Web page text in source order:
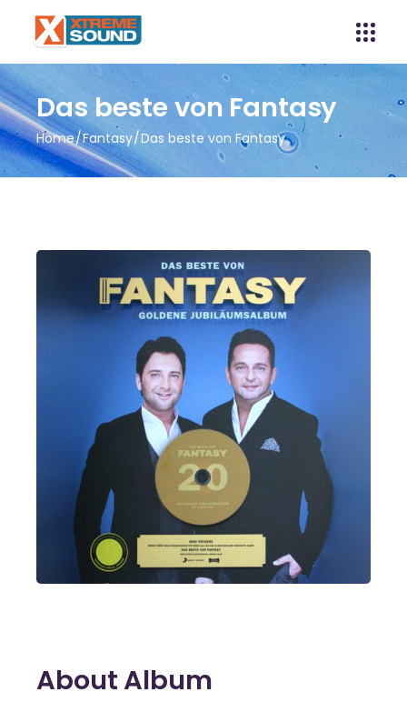
Das beste von Fantasy
Home Fantasy Das beste von Fantasy
About Album